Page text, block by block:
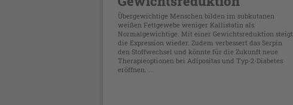
Übergewichtige Menschen bilden im subkutanen
weißen Fettgewebe weniger Kallistatin als
Normalgewichtige. Mit einer Gewichtsreduktion steigt
die Expression wieder. Zudem verbessert das Serpin
den Stoffwechsel und könnte für die Zukunft neue
Therapieoptionen bei Adipositas und Typ-2-Diabetes
eröffnen. ...